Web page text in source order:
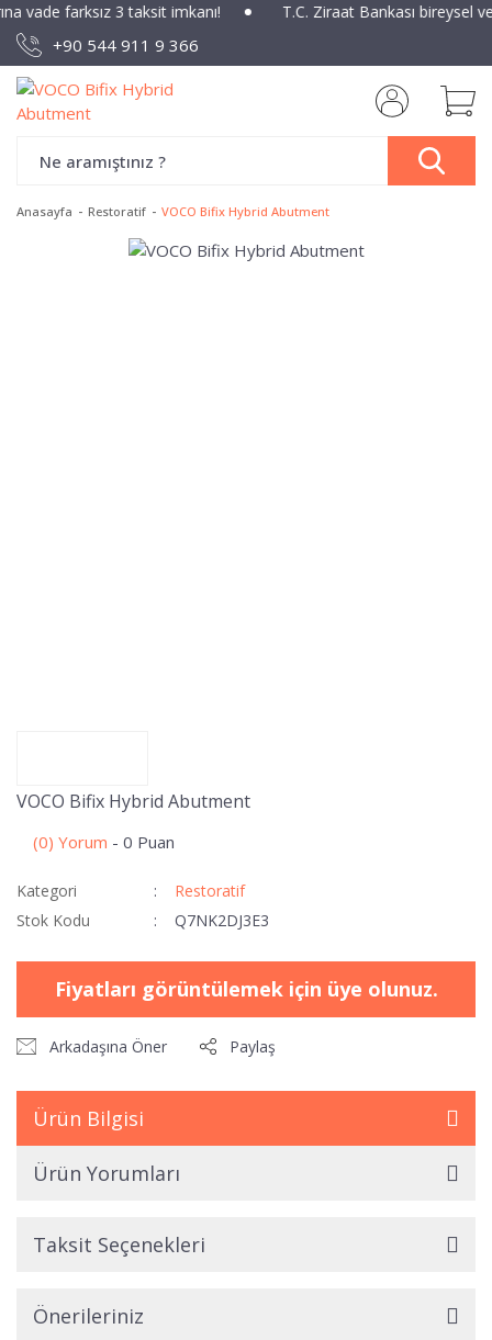
vade farksız 3 taksit imkanı! T.C. Ziraat Bankası bireysel
+90 544 911 9 366
Anasayfa Restoratif VOCO Bifix Hybrid Abutment
VOCO Bifix Hybrid Abutment
(0) Yorum - 0 Puan
Kategori
Restoratif
Stok Kodu
Q7NK2DJ3E3
Fiyatları görüntülemek için üye olunuz.
Arkadaşına Öner Paylaş
Ürün Bilgisi
Ürün Yorumları
Taksit Seçenekleri
Önerileriniz